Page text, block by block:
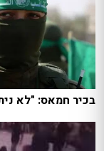
בכיר חמאס: "לא